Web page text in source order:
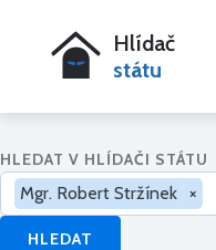
Hlídač
státu
HLEDAT V HLÍDAČI STÁTU
Mgr. Robert Stržínek ×
HLEDAT